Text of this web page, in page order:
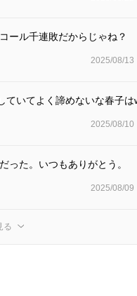
ール千連敗だからじゃね？
2025/08/13
ていてよく諦めないな春子は
2025/08/10
った。いつもありがとう。
2025/08/09
る